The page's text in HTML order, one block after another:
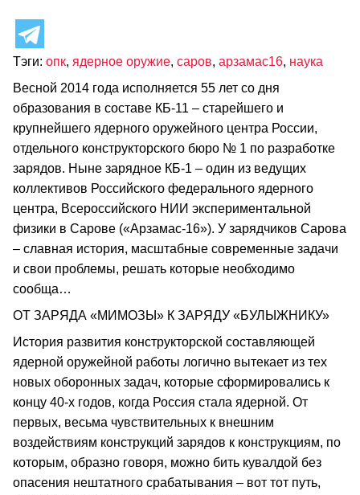
Тэги: опк, ядерное оружие, саров, арзамас16, наука
Весной 2014 года исполняется 55 лет со дня
образования в составе КБ-11 – старейшего и
крупнейшего ядерного оружейного центра России,
отдельного конструкторского бюро № 1 по разработке
зарядов. Ныне зарядное КБ-1 – один из ведущих
коллективов Российского федерального ядерного
центра, Всероссийского НИИ экспериментальной
физики в Сарове («Арзамас-16»). У зарядчиков Сарова
– славная история, масштабные современные задачи
и свои проблемы, решать которые необходимо
сообща…
ОТ ЗАРЯДА «МИМОЗЫ» К ЗАРЯДУ «БУЛЫЖНИКУ»
История развития конструкторской составляющей
ядерной оружейной работы логично вытекает из тех
новых оборонных задач, которые сформировались к
концу 40-х годов, когда Россия стала ядерной. От
первых, весьма чувствительных к внешним
воздействиям конструкций зарядов к конструкциям, по
которым, образно говоря, можно бить кувалдой без
опасения нештатного срабатывания – вот тот путь,